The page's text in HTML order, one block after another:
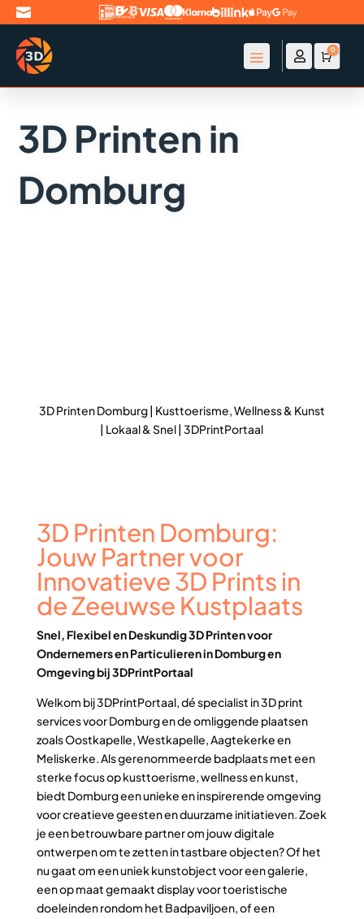

 Account
0
3D Printen in
Domburg
3D Printen Domburg | Kusttoerisme, Wellness & Kunst
| Lokaal & Snel | 3DPrintPortaal
3D Printen Domburg:
Jouw Partner voor
Innovatieve 3D Prints in
de Zeeuwse Kustplaats
Snel, Flexibel en Deskundig 3D Printen voor
Ondernemers en Particulieren in Domburg en
Omgeving bij 3DPrintPortaal
Welkom bij 3DPrintPortaal, dé specialist in 3D print
services voor Domburg en de omliggende plaatsen
zoals Oostkapelle, Westkapelle, Aagtekerke en
Meliskerke. Als gerenommeerde badplaats met een
sterke focus op kusttoerisme, wellness en kunst,
biedt Domburg een unieke en inspirerende omgeving
voor creatieve geesten en duurzame initiatieven. Zoek
je een betrouwbare partner om jouw digitale
ontwerpen om te zetten in tastbare objecten? Of het
nu gaat om een uniek kunstobject voor een galerie,
een op maat gemaakt display voor toeristische
doeleinden rondom het Badpaviljoen, of een